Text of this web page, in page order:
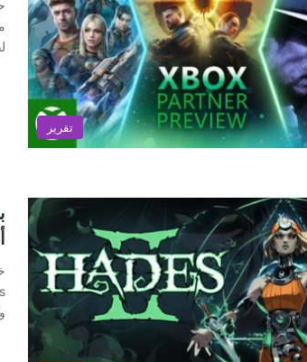
تقرير
وXbox Series X/S،…